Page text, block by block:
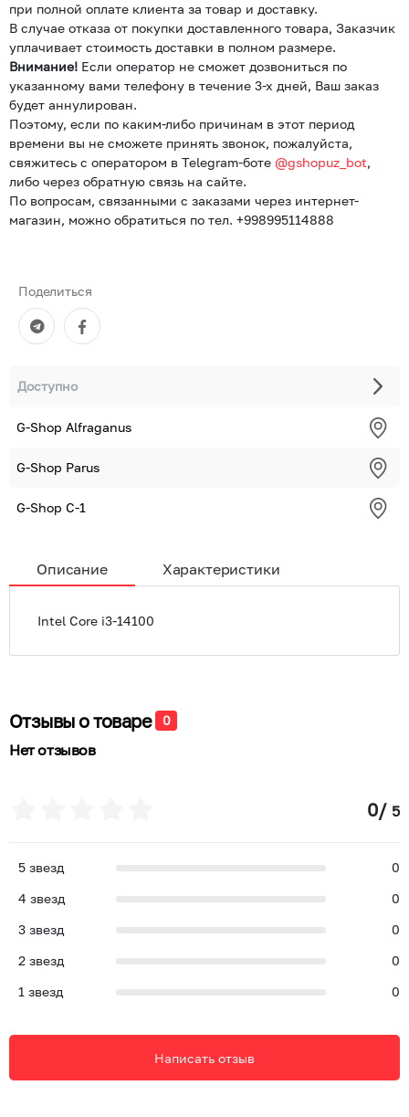
при полной оплате клиента за товар и доставку.
В случае отказа от покупки доставленного товара, Заказчик
уплачивает стоимость доставки в полном размере.
Внимание! Если оператор не сможет дозвониться по
указанному вами телефону в течение 3-х дней, Ваш заказ
будет аннулирован.
Поэтому, если по каким-либо причинам в этот период
времени вы не сможете принять звонок, пожалуйста,
свяжитесь с оператором в Telegram-боте @gshopuz_bot,
либо через обратную связь на сайте.
По вопросам, связанными с заказами через интернет-
магазин, можно обратиться по тел. +998995114888
Поделиться
Доступно
G-Shop Alfraganus
G-Shop Parus
G-Shop С-1
Описание Характеристики
Intel Core i3-14100
Отзывы о товаре 0
Нет отзывов
0/ 5
5 звезд
0
4 звезд
0
3 звезд
0
2 звезд
0
1 звезд 0
Написать отзыв